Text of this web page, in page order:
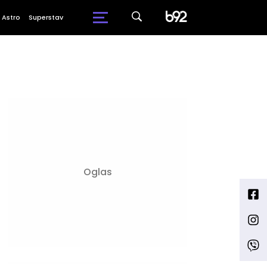
Astro Superstav